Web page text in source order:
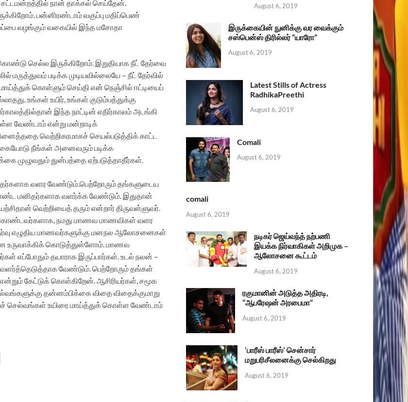
சட்டமன்றத்தில் நான் தாக்கல் செய்தேன்.
பன்னிரண்டாம் வகுப்பு மதிப்பெண்
வழங்கும் வகையில் இந்த மசோதா
கொண்டு செல்ல இருக்கிறோம். இறுதியாக நீட் தேர்வை
மருத்துவம் படிக்க முடியவில்லையே – நீட் தேர்வில்
கொள்ளும் செய்தி என் நெஞ்சில் ஈட்டியைப்
உங்கள் உயிர், உங்கள் குடும்பத்துக்கு
இந்த நாட்டின் எதிர்காலம் அடங்கி
வேண்டாம் என்று மன்றாடிக்
வெற்றிகரமாகச் செயல்படுத்திக் காட்ட
நீங்கள் அனைவரும் படிக்க
முழுவதும் துன்பத்தை ஏற்படுத்தாதீர்கள்.
வளர வேண்டும்.பெற்றோரும் தங்களுடைய
மனிதர்களாக வளர்க்க வேண்டும். இதுதான்
வெற்றியைத் தரும் என்றார் திருவள்ளுவர்.
கொண்டவர்களாக, நமது மாணவ மாணவிகள் வளர
எழுதிய மாணவர்களுக்கு மனநல ஆலோசனைகள்
உருவாக்கிக் கொடுத்துள்ளோம். மாணவ
எப்போதும் தயாராக இருப்பார்கள். உடல் நலன் –
வேண்டும். பெற்றோரும் தங்கள்
கேட்டுக் கொள்கிறேன்.ஆசிரியர்கள், சமூக
தன்னம்பிக்கை விதை விதைக்குமாறு
செல்வங்கள் உயிரை மாய்த்துக் கொள்ள வேண்டாம்
August 6, 2019
இருக்கையின் நுனிக்கு வர வைக்கும்
சஸ்பென்ஸ் திரில்லர் “யாரோ”
August 6, 2019
Latest Stills of Actress
RadhikaPreethi
August 6, 2019
Comali
August 6, 2019
comali
August 6, 2019
நடிகர் ஜெய்வந்த் நற்பணி
இயக்க நிர்வாகிகள் அறிமுக –
ஆலோசனை கூட்டம்
August 6, 2019
ரகுமானின் அடுத்த அதிரடி,
“ஆபரேஷன் அரபைமா”
August 6, 2019
‘பாரீஸ் பாரீஸ்’ சென்சார்
மறுபரிசீலனைக்கு செல்கிறது
August 6, 2019